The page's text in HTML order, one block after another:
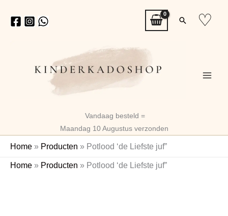
naar
Zoeken
♡
Vandaag besteld =
Maandag 10 Augustus verzonden
Home » Producten » Potlood ‘de Liefste juf”
Home » Producten » Potlood ‘de Liefste juf”
Potlood